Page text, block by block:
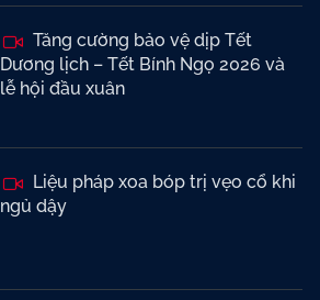
Tăng cường bảo vệ dịp Tết
Dương lịch – Tết Bính Ngọ 2026 và
lễ hội đầu xuân
Liệu pháp xoa bóp trị vẹo cổ khi
ngủ dậy